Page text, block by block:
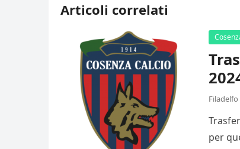
Articoli correlati
per